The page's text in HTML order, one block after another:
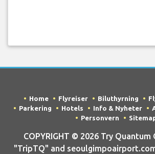
Home Flyreiser Biluthyrning
Parkering
Hotels Info & Nyheter
Personvern
COPYRIGHT © 2026 Try Quantum
"TripTQ" and